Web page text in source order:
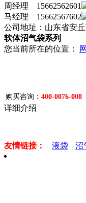
周经理 15662562601
马经理 15662567602
公司地址：山东省安
软体沼气袋系列
您当前所在的位置：
购买咨询： 400-0076-008
详细介绍
友情链接： 液袋 沼